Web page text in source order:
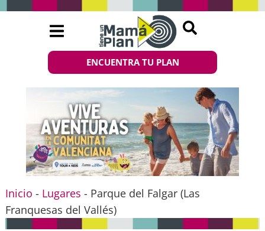
ENCUENTRA TU PLAN
Inicio - Lugares - Parque del Falgar (Las
Franquesas del Vallés)